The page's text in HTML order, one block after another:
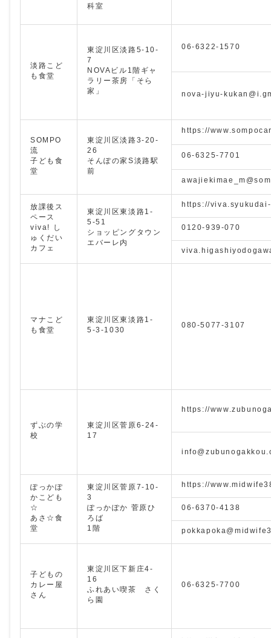
科室
淡路こど
も食堂
東淀川区淡路5-10-
7
NOVAビル1階ギャ
ラリー茶房「そら
家」
06-6322-1570
nova-jiyu-
SOMPO
流
子ども食
堂
東淀川区淡路3-20-
26
そんぽの家S淡路駅
前
https://
06-6325-7701
放課後ス
ペース
viva! し
ゅくだい
カフェ
東淀川区東淡路1-
5-51
ショッピングタウン
エバーレ内
https://
0120-939-070
マナこど
も食堂
東淀川区東淡路1-
5-3-1030
080-5077-3107
ずぶの学
校
東淀川区菅原6-24-
17
https://
ぽっかぽ
かこども
☆
あさ☆食
堂
東淀川区菅原7-10-
3
ぽっかぽか 菅原ひ
ろば
1階
https://
06-6370-4138
子どもの
カレー屋
さん
東淀川区下新庄4-
16
ふれあい喫茶 さく
ら園
06-6325-7700